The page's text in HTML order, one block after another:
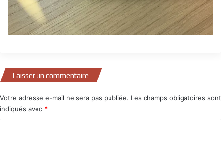
Laisser un commentaire
Votre adresse e-mail ne sera pas publiée. Les champs obligatoires sont
indiqués avec *